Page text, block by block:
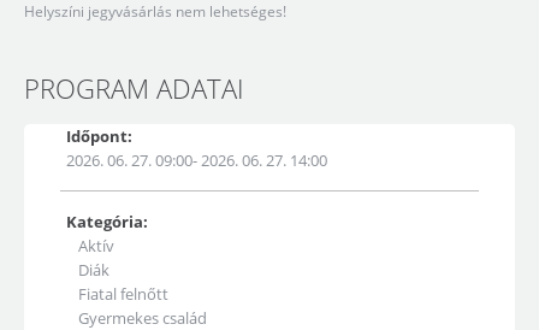
Helyszíni jegyvásárlás nem lehetséges!
PROGRAM ADATAI
Időpont:
2026. 06. 27. 09:00- 2026. 06. 27. 14:00
Kategória:
Aktív
Diák
Fiatal felnőtt
Gyermekes család